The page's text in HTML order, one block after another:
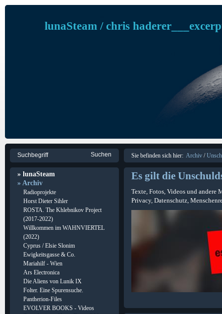
lunaSteam / chris
» lunaSteam
» Archiv
Radioprojekte
Horst Dieter Sihler
ROSTA. The Khlebnikov Project
(2017-2022)
Willkommen im WAHNVIERTEL
(2022)
Cyprus / Elsie Slonim
Ewigkeitsgasse & Co.
Mariahilf - Wien
Ars Electronica
Die Aliens von Lunik IX
Folter. Eine Spurensuche.
Pantherion-Files
EVOLVER BOOKS - Videos
Sie befinden sich hier: Archiv /
Es gilt die
Texte, Fotos, Videos und andere
Privacy, Datenschutz,